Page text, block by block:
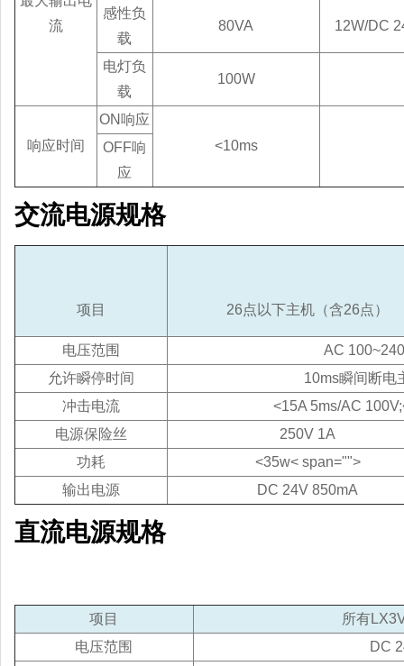
流
感性负
载
80VA 12W/DC
电灯负
载
100W
响应时间
ON响应
<10ms
OFF响
应
交流电源规格
项目 26点以下主机（含26点）
电压范围
AC
允许瞬停时间
10ms瞬间断电
冲击电流
<15A 5ms/AC
电源保险丝
250V 1A
功耗
<35w< span="">
输出电源
DC 24V 850mA
直流电源规格
项目
所有
电压范围
DC